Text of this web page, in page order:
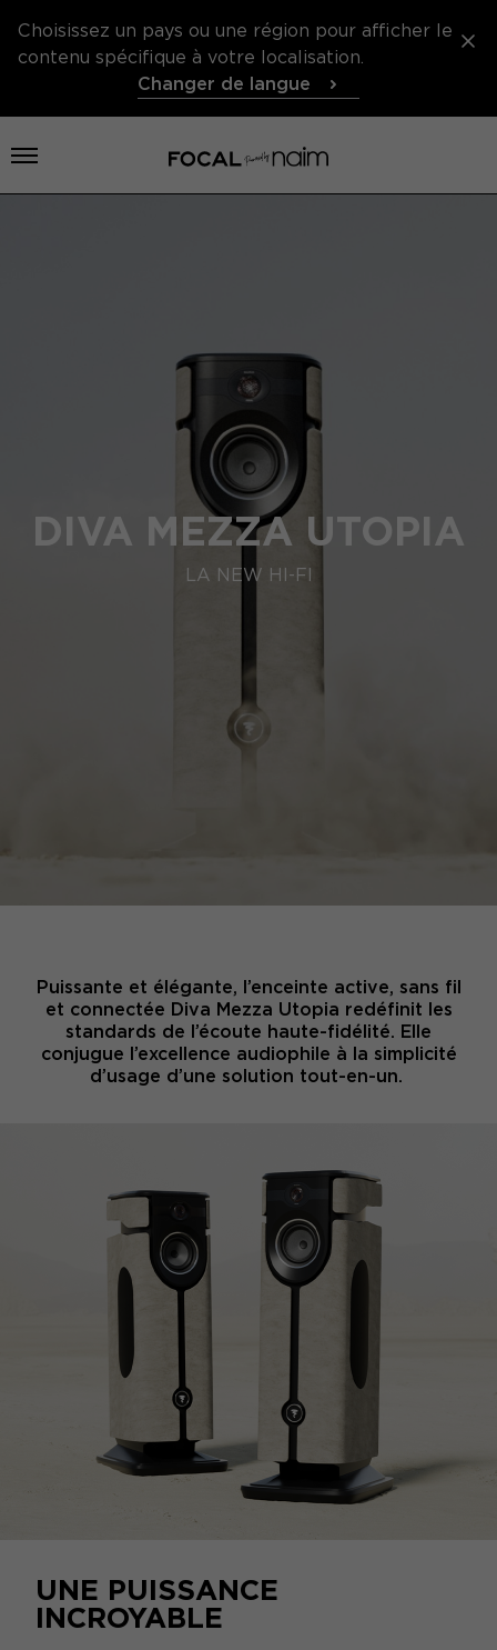
Choisissez un pays ou une région pour afficher le
contenu spécifique à votre localisation.
Changer de langue
Ouvrir le menu
DIVA MEZZA UTOPIA
LA NEW HI-FI
Puissante et élégante, l’enceinte active, sans fil
et connectée Diva Mezza Utopia redéfinit les
standards de l’écoute haute-fidélité. Elle
conjugue l’excellence audiophile à la simplicité
d’usage d’une solution tout-en-un.
UNE PUISSANCE
INCROYABLE